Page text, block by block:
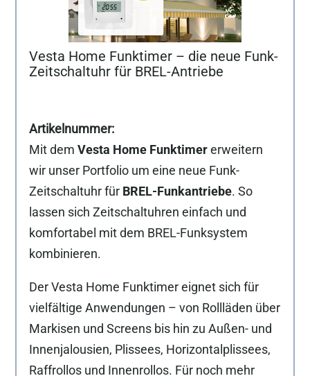
Vesta Home Funktimer – die neue Funk-
Zeitschaltuhr für BREL-Antriebe
Mit dem Vesta Home Funktimererweitern
wir unser Portfolio um eine neue Funk-
Zeitschaltuhr für BREL-Funkantriebe. So
lassen sich Zeitschaltuhren einfach und
komfortabel mit dem BREL-Funksystem
kombinieren.
Der Vesta Home Funktimer eignet sich für
vielfältige Anwendungen – von Rollläden über
Markisen und Screens bis hin zu Außen- und
Innenjalousien, Plissees, Horizontalplissees,
Raffrollos und Innenrollos. Für noch mehr